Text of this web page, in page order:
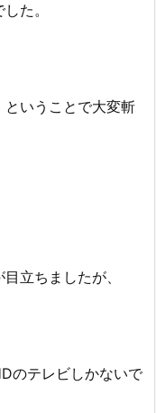
た。
いうことで大変斬
立ちましたが、
のテレビしかないで